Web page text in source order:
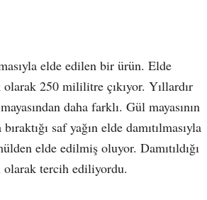
elde edilen bir ürün. Elde
250 mililitre çıkıyor. Yıllardır
daha farklı. Gül mayasının
saf yağın elde damıtılmasıyla
elde edilmiş oluyor. Damıtıldığı
olarak tercih ediliyordu.